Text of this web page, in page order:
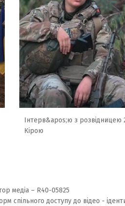
Інтерв&apos;ю з
Кірою
медіа – R40-05825
спільного доступу до відео -